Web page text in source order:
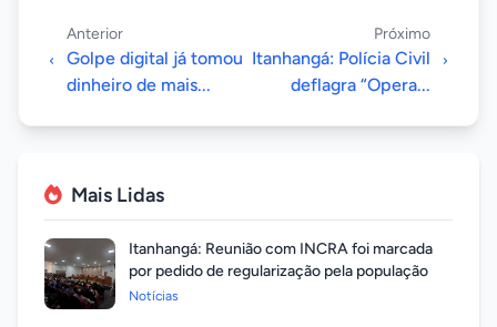
Anterior
Golpe digital já tomou
dinheiro de mais...
Próximo
Itanhangá: Polícia Civil
deflagra “Opera...
Mais Lidas
Itanhangá: Reunião com INCRA foi marcada
por pedido de regularização pela população
Notícias